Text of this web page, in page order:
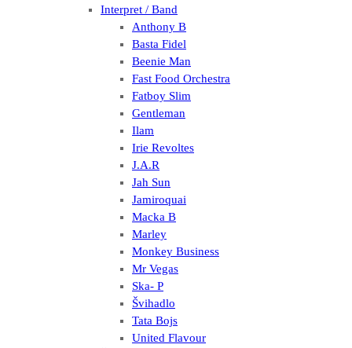
Interpret / Band
Anthony B
Basta Fidel
Beenie Man
Fast Food Orchestra
Fatboy Slim
Gentleman
Ilam
Irie Revoltes
J.A.R
Jah Sun
Jamiroquai
Macka B
Marley
Monkey Business
Mr Vegas
Ska- P
Švihadlo
Tata Bojs
United Flavour